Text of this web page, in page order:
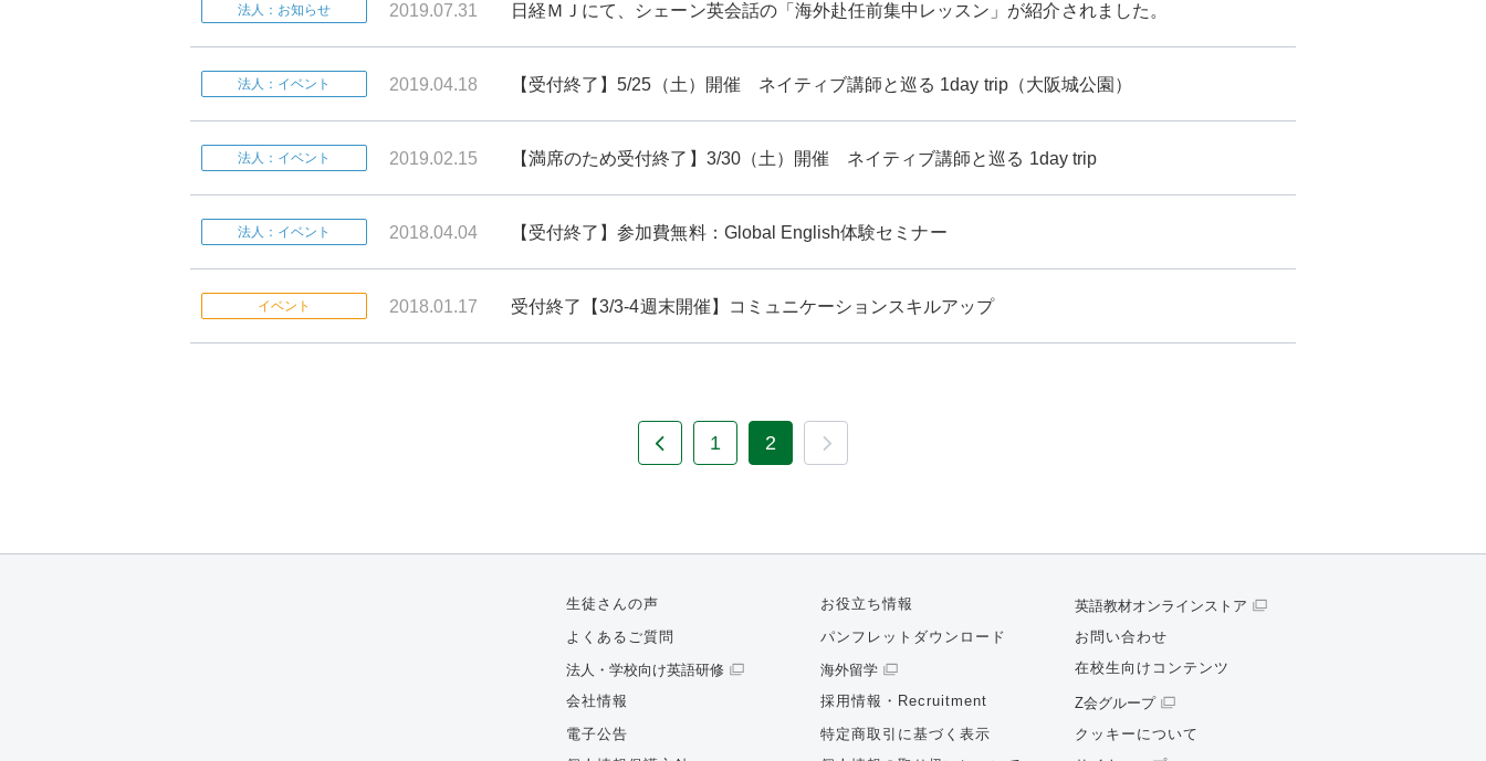
法人：お知らせ 2019.07.31 日経ＭＪにて、シェーン英会話の「海外赴任前集中レッスン」が紹介されました。
法人：イベント 2019.04.18 【受付終了】5/25（土）開催 ネイティブ講師と巡る 1day trip（大阪城公園）
法人：イベント 2019.02.15 【満席のため受付終了】3/30（土）開催 ネイティブ講師と巡る 1day trip
法人：イベント 2018.04.04 【受付終了】参加費無料：Global English体験セミナー
イベント 2018.01.17 受付終了【3/3-4週末開催】コミュニケーションスキルアップ
1 2
生徒さんの声 お役立ち情報
英語教材オンラインストア
よくあるご質問
パンフレットダウンロード
お問い合わせ
法人・学校向け英語研修
海外留学
在校生向けコンテンツ
会社情報
採用情報・Recruitment
Z会グループ
電子公告
特定商取引に基づく表示
クッキーについて